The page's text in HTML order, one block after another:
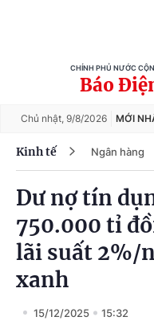
CHÍNH PHỦ NƯỚC
Báo
Chủ nhật, 9/8/2026 MỚI
Kinh tế Ngân hàng
Dư nợ tín
750.000 tỉ
lãi suất 2%/
xanh
15/12/2025 15:32